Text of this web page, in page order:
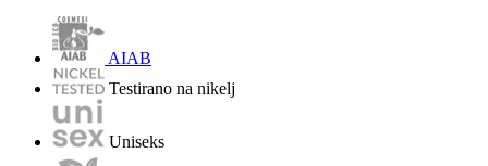
AIAB
Testirano na nikelj
Uniseks